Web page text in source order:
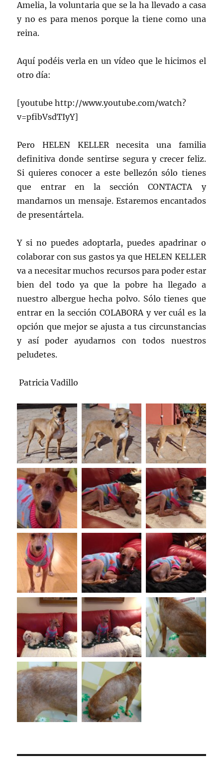
Amelia, la voluntaria que se la ha llevado a casa
y no es para menos porque la tiene como una
reina.
Aquí podéis verla en un vídeo que le hicimos el
otro día:
[youtube http://www.youtube.com/watch?
v=pfibVsdTIyY]
Pero HELEN KELLER necesita una familia
definitiva donde sentirse segura y crecer feliz.
Si quieres conocer a este bellezón sólo tienes
que entrar en la sección CONTACTA y
mandarnos un mensaje. Estaremos encantados
de presentártela.
Y si no puedes adoptarla, puedes apadrinar o
colaborar con sus gastos ya que HELEN KELLER
va a necesitar muchos recursos para poder estar
bien del todo ya que la pobre ha llegado a
nuestro albergue hecha polvo. Sólo tienes que
entrar en la sección COLABORA y ver cuál es la
opción que mejor se ajusta a tus circunstancias
y así poder ayudarnos con todos nuestros
peludetes.
Patricia Vadillo